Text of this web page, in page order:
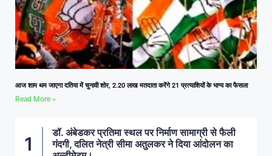
आज शाम थम जाएगा दतिया में चुनावी शोर, 2.20 लाख मतदाता करेंगे 21 प्रत्याशियों के भाग्य का फैसला
Read More »
डॉ. अंबेडकर प्रतिमा स्थल पर निर्माण सामाग्री से फैली
गंदगी, दलित नेत्री सीमा अतुलकर ने दिया आंदोलन का